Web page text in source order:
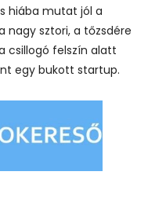
hiába mutat jól a
nagy sztori, a tőzsdére
csillogó felszín alatt
egy bukott startup.